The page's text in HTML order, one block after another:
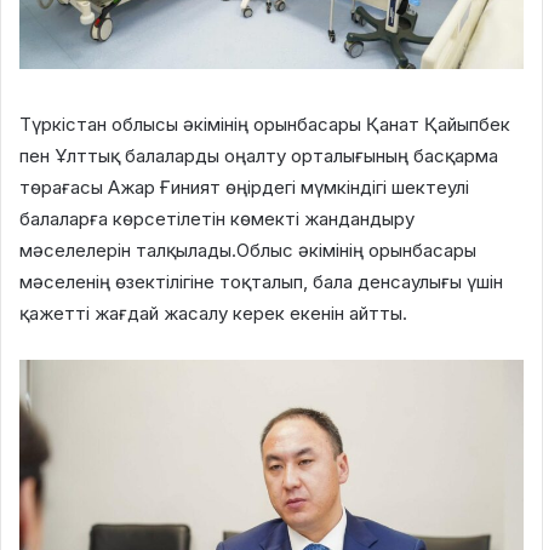
Түркістан облысы әкімінің орынбасары Қанат Қайыпбек
пен Ұлттық балаларды оңалту орталығының басқарма
төрағасы Ажар Ғиният өңірдегі мүмкіндігі шектеулі
балаларға көрсетілетін көмекті жандандыру
мәселелерін талқылады.Облыс әкімінің орынбасары
мәселенің өзектілігіне тоқталып, бала денсаулығы үшін
қажетті жағдай жасалу керек екенін айтты.